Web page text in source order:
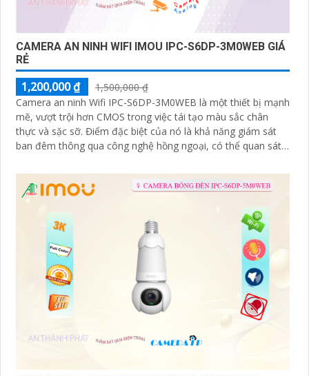
CAMERA AN NINH WIFI IMOU IPC-S6DP-3M0WEB GIÁ
RẺ
1,200,000 ₫
1,500,000 ₫
Camera an ninh Wifi IPC-S6DP-3M0WEB là một thiết bị mạnh
mẽ, vượt trội hơn CMOS trong việc tái tạo màu sắc chân
thực và sặc sỡ. Điểm đặc biệt của nó là khả năng giám sát
ban đêm thông qua công nghệ hồng ngoại, có thể quan sát